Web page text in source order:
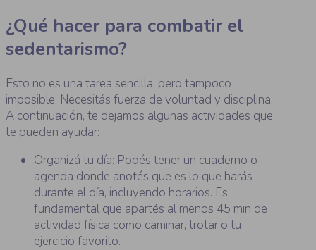
¿Qué hacer para combatir el
sedentarismo?
Esto no es una tarea sencilla, pero tampoco
imposible. Necesitás fuerza de voluntad y disciplina.
A continuación, te dejamos algunas actividades que
te pueden ayudar:
Organizá tu día: Podés tener un cuaderno o
agenda donde anotés que es lo que harás
durante el día, incluyendo horarios. Es
fundamental que apartés al menos 45 min de
actividad física como caminar, trotar o tu
ejercicio favorito.